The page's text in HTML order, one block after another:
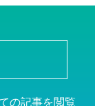
の記事を閲覧